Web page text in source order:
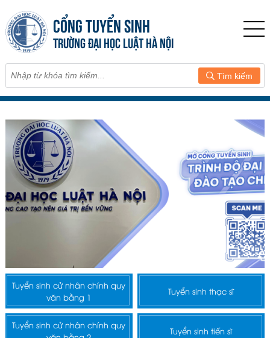
CỔNG TUYỂN SINH
TRƯỜNG ĐẠI HỌC LUẬT HÀ NỘI
Tìm kiếm
Tuyển sinh cử nhân chính quy
văn bằng 1
Tuyển sinh thạc sĩ
Tuyển sinh cử nhân chính quy
Tuyển sinh tiến sĩ